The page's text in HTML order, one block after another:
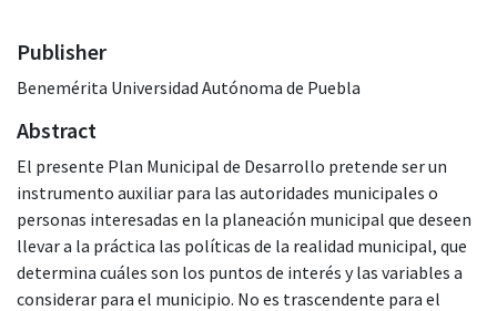
Publisher
Benemérita Universidad Autónoma de Puebla
Abstract
El presente Plan Municipal de Desarrollo pretende ser un
instrumento auxiliar para las autoridades municipales o
personas interesadas en la planeación municipal que deseen
llevar a la práctica las políticas de la realidad municipal, que
determina cuáles son los puntos de interés y las variables a
considerar para el municipio. No es trascendente para el